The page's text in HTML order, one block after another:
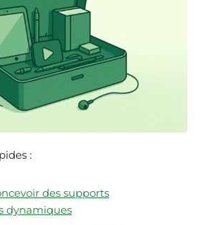
:
des supports
dynamiques